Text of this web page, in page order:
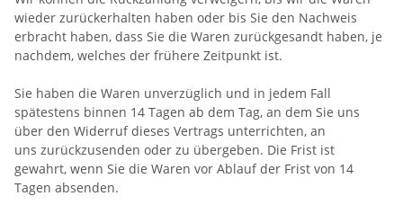
wieder zurückerhalten haben oder bis Sie den Nachweis
erbracht haben, dass Sie die Waren zurückgesandt haben, je
nachdem, welches der frühere Zeitpunkt ist.
Sie haben die Waren unverzüglich und in jedem Fall
spätestens binnen 14 Tagen ab dem Tag, an dem Sie uns
über den Widerruf dieses Vertrags unterrichten, an
uns zurückzusenden oder zu übergeben. Die Frist ist
gewahrt, wenn Sie die Waren vor Ablauf der Frist von 14
Tagen absenden.